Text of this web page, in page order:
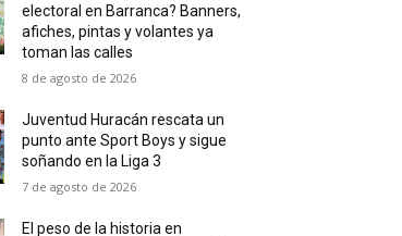
electoral en Barranca? Banners,
afiches, pintas y volantes ya
toman las calles
8 de agosto de 2026
Juventud Huracán rescata un
punto ante Sport Boys y sigue
soñando en la Liga 3
7 de agosto de 2026
El peso de la historia en